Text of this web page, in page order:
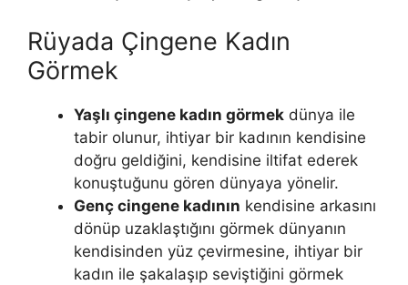
Rüyada Çingene Kadın
Görmek
Yaşlı çingene kadın görmek dünya ile
tabir olunur, ihtiyar bir kadının kendisine
doğru geldiğini, kendisine iltifat ederek
konuştuğunu gören dün­yaya yönelir.
Genç cingene kadının kendisine arkasını
dönüp uzaklaştığını görmek dünyanın
kendisinden yüz çevirmesine, ihtiyar bir
kadın ile şakalaşıp seviştiğini görmek